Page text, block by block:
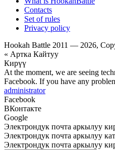
Contacts
Set of rules
Privacy policy
Hookah Battle 2011 — 2026,
« Артка Кайтуу
Кирүү
At the moment, we are seeing
Facebook. If you have any
administrator
Facebook
ВКонтакте
Google
Электрондук почта аркылуу
Электрондук почта аркылуу
Электрондук почта аркылуу